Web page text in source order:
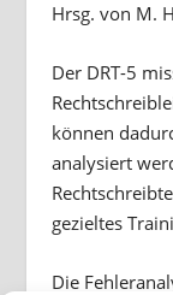
Hrsg. von M.
Der DRT-5
können
analysiert
gezieltes
Die